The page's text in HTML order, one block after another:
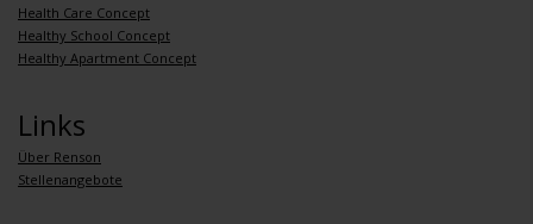
Health Care Concept
Healthy School Concept
Healthy Apartment Concept
Links
Über Renson
Stellenangebote